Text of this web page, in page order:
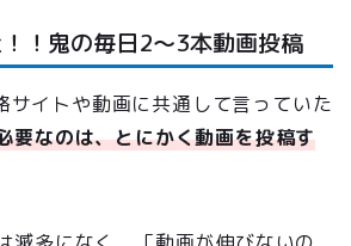
！鬼の毎日2〜3本動画投稿
サイトや動画に共通して言っていた
要なのは、とにかく動画を投稿す